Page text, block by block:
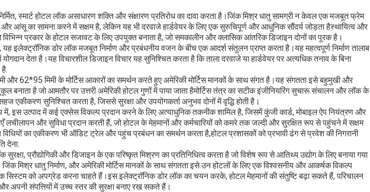
स्मार्ट होटल लॉक असाधारण शक्ति और संक्षारण प्रतिरोध का दावा करता है।जिंक मिश्र धातु सामग्री न केवल एक मजबूत फ्रेम
आंसू का सामना करने में सक्षम है, लेकिन यह भी दरवाजे हार्डवेयर के लिए एक सुरुचिपूर्ण और आधुनिक सौंदर्य जोड़ता हैस्थायित्व और
प्रकार के होटल सजावट के लिए उपयुक्त बनाता है, जो समकालीन और क्लासिक आंतरिक डिजाइन दोनों का पूरक है।
इलेक्ट्रॉनिक डोर लॉक मजबूत निर्माण और प्रबंधनीय वजन के बीच एक आदर्श संतुलन प्राप्त करता है।यह महत्वपूर्ण निर्माण तालाब
योगदान देता है।यह विचारशील डिजाइन विचार यह सुनिश्चित करता है कि ताला दरवाजे या हार्डवेयर पर अत्यधिक तनाव के बिना
और 62*95 मिमी के मोर्टिस आकारों का समर्थन करते हुए अमेरिकी मोर्टिस मानकों के साथ संगत है।यह संगतता इसे बहुमुखी और
बनाता है जो आमतौर पर उत्तरी अमेरिकी होटल गुणों में पाया जाता हैमोर्टिस तंत्र का सटीक इंजीनियरिंग सुचारू संचालन और लॉक के
एकीकरण सुनिश्चित करता है, जिससे सुरक्षा और उपयोगकर्ता अनुभव दोनों में वृद्धि होती है।
इस उत्पाद में कई एक्सेस विकल्प प्रदान करने के लिए अत्याधुनिक तकनीक शामिल है, जिसमें कुंजी कार्ड, मोबाइल ऐप नियंत्रण और
लचीलापन और सुविधा प्रदान करती हैं, जो होटल के मेहमानों और कर्मचारियों को कमरे तक जल्दी और सुरक्षित रूप से पहुंचने में सक्षम
का एकीकरण भी ऑडिट ट्रेल और पहुंच प्रबंधन का समर्थन करता है,होटल प्रशासकों को प्रभावी ढंग से प्रवेश की निगरानी
देना.
सुरक्षा, प्रौद्योगिकी और डिजाइन के एक परिष्कृत मिश्रण का प्रतिनिधित्व करता है जो विशेष रूप से आतिथ्य उद्योग के लिए बनाया गया
मिश्र धातु निर्माण, और अमेरिकी मोर्टिस मानकों के साथ संगतता इसे उन होटलों के लिए एक विश्वसनीय और आकर्षक विकल्प
सिस्टम को अपग्रेड करना चाहते हैं।इस इलेक्ट्रॉनिक डोर लॉक का चयन करके, होटल मेहमानों की संतुष्टि बढ़ा सकते हैं, परिचालन
अपनी संपत्तियों में उच्च स्तर की सुरक्षा बनाए रख सकते हैं।